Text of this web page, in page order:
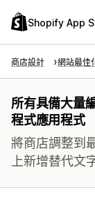
Shopify App
商店設計 網站最佳
所有具備大量
程式應用程式
將商店調整到
上新增替代文